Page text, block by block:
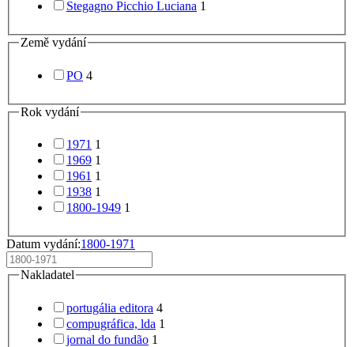
Stegagno Picchio Luciana 1
Země vydání
PO 4
Rok vydání
1971 1
1969 1
1961 1
1938 1
1800-1949 1
Datum vydání:1800-1971
Nakladatel
portugália editora 4
compugráfica, lda 1
jornal do fundão 1